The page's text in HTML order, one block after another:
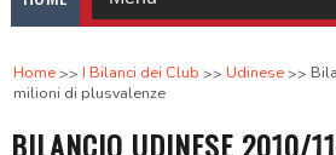
Home I Bilanci dei Club Udinese
milioni di plusvalenze
BILANCIO UDINESE 2010/